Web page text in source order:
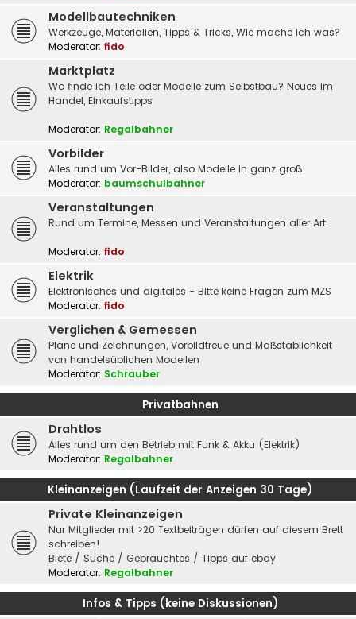
Modellbautechniken
Werkzeuge, Materialien, Tipps & Tricks, Wie mache ich was?
Moderator: fido
Marktplatz
Wo finde ich Teile oder Modelle zum Selbstbau? Neues im
Handel, Einkaufstipps
Moderator: Regalbahner
Vorbilder
Alles rund um Vor-Bilder, also Modelle in ganz groß
Moderator: baumschulbahner
Veranstaltungen
Rund um Termine, Messen und Veranstaltungen aller Art
Moderator: fido
Elektrik
Elektronisches und digitales - Bitte keine Fragen zum MZS
Moderator: fido
Verglichen & Gemessen
Pläne und Zeichnungen, Vorbildtreue und Maßstäblichkeit
von handelsüblichen Modellen
Moderator: Schrauber
Privatbahnen
Drahtlos
Alles rund um den Betrieb mit Funk & Akku (Elektrik)
Moderator: Regalbahner
Kleinanzeigen (Laufzeit der Anzeigen 30 Tage)
Private Kleinanzeigen
Nur Mitglieder mit >20 Textbeiträgen dürfen auf diesem Brett
schreiben!
Biete / Suche / Gebrauchtes / Tipps auf ebay
Moderator: Regalbahner
Infos & Tipps (keine Diskussionen)